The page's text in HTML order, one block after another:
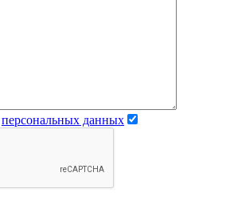
персональных данных